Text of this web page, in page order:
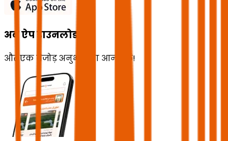
अब ऐप डाउनलोड करें
और एक बेजोड़ अनुभव का आनंद लें!